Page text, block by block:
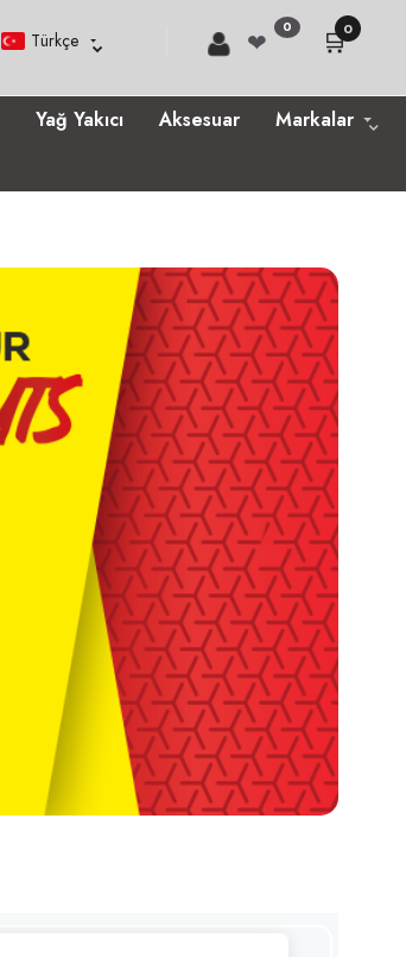
❤ 0 🛒0
Türkçe
Yağ Yakıcı Aksesuar
Markalar